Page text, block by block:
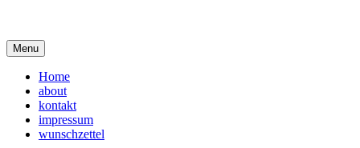
content
Menu
Home
about
kontakt
impressum
wunschzettel